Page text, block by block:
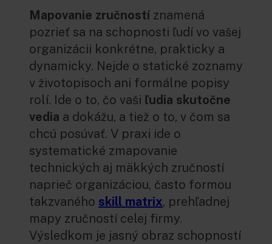
Mapovanie zručností znamená
pozrieť sa na schopnosti ľudí vo vašej
organizácii konkrétne, prakticky a
dynamicky. Nejde o statické zoznamy
v životopisoch ani formálne popisy
rolí. Ide o to, čo vaši ľudia skutočne
vedia a dokážu, a tiež o to, v čom sa
chcú posúvať. V praxi ide o
systematické zmapovanie
technických aj mäkkých zručností
naprieč organizáciou, často formou
takzvaného skill matrix, prehľadnej
mapy zručností celej firmy.
Výsledkom je jasný obraz schopností